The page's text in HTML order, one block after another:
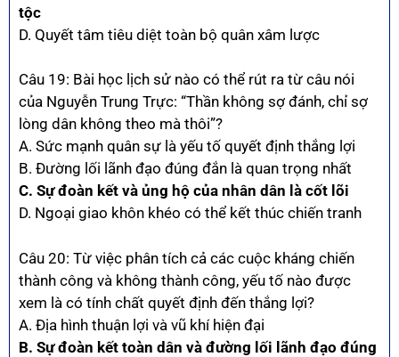
tộc
D. Quyết tâm tiêu diệt toàn bộ quân xâm lược
Câu 19: Bài học lịch sử nào có thể rút ra từ câu nói
của Nguyễn Trung Trực: “Thần không sợ đánh, chỉ sợ
lòng dân không theo mà thôi”?
A. Sức mạnh quân sự là yếu tố quyết định thắng lợi
B. Đường lối lãnh đạo đúng đắn là quan trọng nhất
C. Sự đoàn kết và ủng hộ của nhân dân là cốt lõi
D. Ngoại giao khôn khéo có thể kết thúc chiến tranh
Câu 20: Từ việc phân tích cả các cuộc kháng chiến
thành công và không thành công, yếu tố nào được
xem là có tính chất quyết định đến thắng lợi?
A. Địa hình thuận lợi và vũ khí hiện đại
B. Sự đoàn kết toàn dân và đường lối lãnh đạo đúng